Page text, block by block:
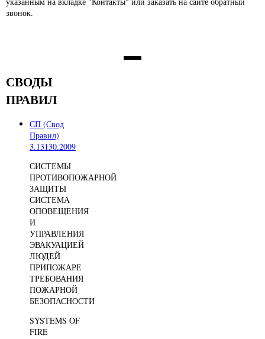
звонок.
СВОДЫ
ПРАВИЛ
СП (Свод
Правил)
3.13130.2009
СИСТЕМЫ
ПРОТИВОПОЖАРНОЙ
ЗАЩИТЫ
СИСТЕМА
ОПОВЕЩЕНИЯ
И
УПРАВЛЕНИЯ
ЭВАКУАЦИЕЙ
ЛЮДЕЙ
ПРИПОЖАРЕ
ТРЕБОВАНИЯ
ПОЖАРНОЙ
БЕЗОПАСНОСТИ
SYSTEMS OF
FIRE